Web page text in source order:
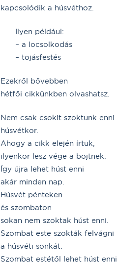
kapcsolódik a húsvéthoz.
Ilyen például:
– a locsolkodás
– tojásfestés
Ezekről bővebben
hétfői cikkünkben olvashatsz.
Nem csak csokit szoktunk enni
húsvétkor.
Ahogy a cikk elején írtuk,
ilyenkor lesz vége a böjtnek.
Így újra lehet húst enni
akár minden nap.
Húsvét pénteken
és szombaton
sokan nem szoktak húst enni.
Szombat este szokták felvágni
a húsvéti sonkát.
Szombat estétől lehet húst enni.